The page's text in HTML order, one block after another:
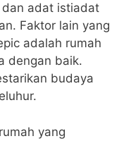
dan adat istiadat
Faktor lain yang
adalah rumah
dengan baik.
budaya
yang